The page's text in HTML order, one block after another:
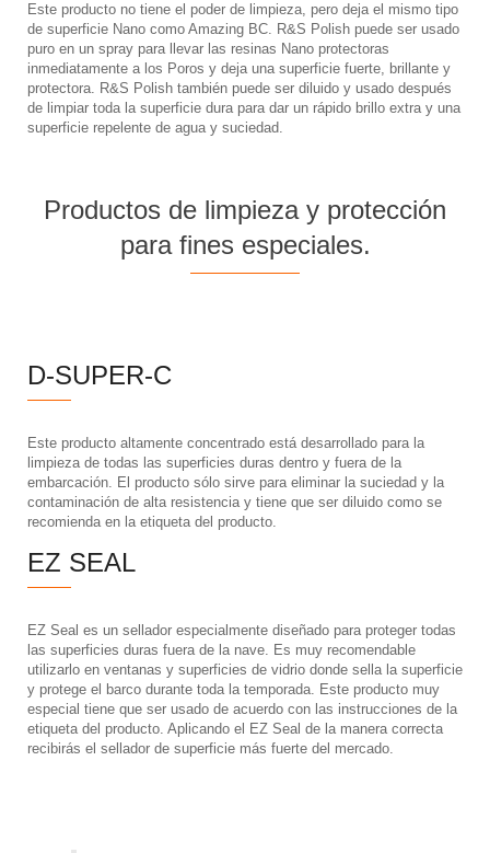
Este producto no tiene el poder de limpieza, pero deja el mismo tipo
de superficie Nano como Amazing BC. R&S Polish puede ser usado
puro en un spray para llevar las resinas Nano protectoras
inmediatamente a los Poros y deja una superficie fuerte, brillante y
protectora. R&S Polish también puede ser diluido y usado después
de limpiar toda la superficie dura para dar un rápido brillo extra y una
superficie repelente de agua y suciedad.
Productos de limpieza y protección
para fines especiales.
D-SUPER-C
Este producto altamente concentrado está desarrollado para la
limpieza de todas las superficies duras dentro y fuera de la
embarcación. El producto sólo sirve para eliminar la suciedad y la
contaminación de alta resistencia y tiene que ser diluido como se
recomienda en la etiqueta del producto.
EZ SEAL
EZ Seal es un sellador especialmente diseñado para proteger todas
las superficies duras fuera de la nave. Es muy recomendable
utilizarlo en ventanas y superficies de vidrio donde sella la superficie
y protege el barco durante toda la temporada. Este producto muy
especial tiene que ser usado de acuerdo con las instrucciones de la
etiqueta del producto. Aplicando el EZ Seal de la manera correcta
recibirás el sellador de superficie más fuerte del mercado.